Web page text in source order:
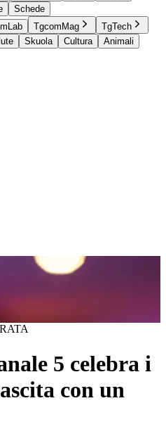
Schede
TgcomMag
TgTech
Skuola Cultura
Animali
5 celebra i
con un